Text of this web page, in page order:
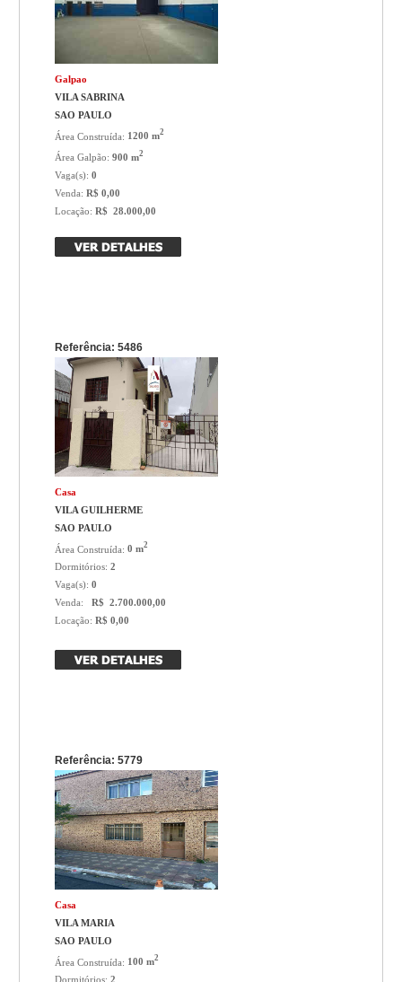
Galpao
VILA SABRINA
SAO PAULO
Área Construída: 1200 m2
Área Galpão:900 m2
Vaga(s):0
Venda:R$ 0,00
Locação:R$ 28.000,00
Referência: 5486
Casa
VILA GUILHERME
SAO PAULO
Área Construída:0 m2
Dormitórios:2
Vaga(s):0
Venda:
R$ 2.700.000,00
Locação:R$ 0,00
Referência: 5779
Casa
VILA MARIA
SAO PAULO
Área Construída: 100 m2
Dormitórios:2